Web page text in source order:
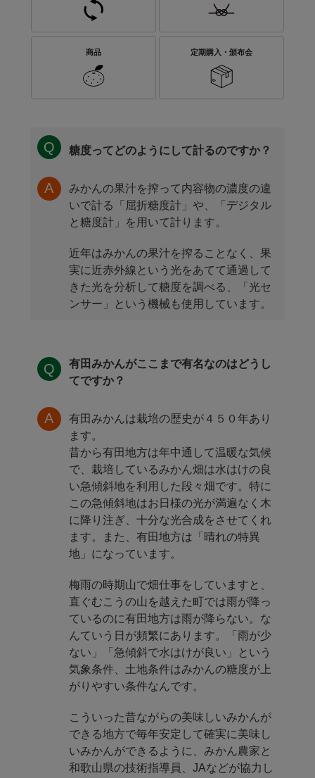
商品 定期購入・頒布会
糖度ってどのようにして計るのですか？
みかんの果汁を搾って内容物の濃度の違
いで計る「屈折糖度計」や、「デジタル
と糖度計」を用いて計ります。
近年はみかんの果汁を搾ることなく、果
実に近赤外線という光をあてて通過して
きた光を分析して糖度を調べる、「光セ
ンサー」という機械も使用しています。
有田みかんがここまで有名なのはどうし
てですか？
有田みかんは栽培の歴史が４５０年あり
ます。
昔から有田地方は年中通して温暖な気候
で、栽培しているみかん畑は水はけの良
い急傾斜地を利用した段々畑です。特に
この急傾斜地はお日様の光が満遍なく木
に降り注ぎ、十分な光合成をさせてくれ
ます。また、有田地方は「晴れの特異
地」になっています。
梅雨の時期山で畑仕事をしていますと、
直ぐむこうの山を越えた町では雨が降っ
ているのに有田地方は雨が降らない。な
んていう日が頻繁にあります。「雨が少
ない」「急傾斜で水はけが良い」という
気象条件、土地条件はみかんの糖度が上
がりやすい条件なんです。
こういった昔ながらの美味しいみかんが
できる地方で毎年安定して確実に美味し
いみかんができるように、みかん農家と
和歌山県の技術指導員、JAなどが協力し